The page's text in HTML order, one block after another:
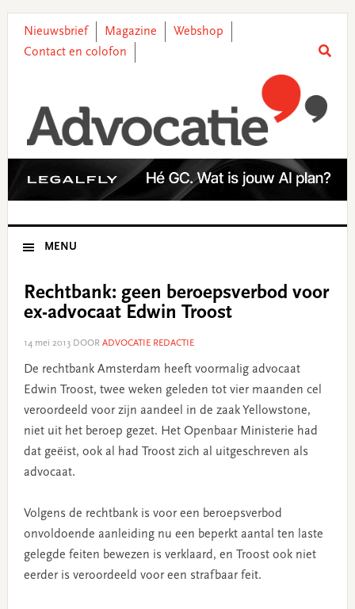
primary
main
primary
footer
Nieuwsbrief Magazine
Webshop
Contact en colofon
MENU
Rechtbank: geen beroepsverbod voor
ex-advocaat Edwin Troost
14 mei 2013DOOR ADVOCATIE REDACTIE
De rechtbank Amsterdam heeft voormalig advocaat
Edwin Troost, twee weken geleden tot vier maanden cel
veroordeeld voor zijn aandeel in de zaak Yellowstone,
niet uit het beroep gezet. Het Openbaar Ministerie had
dat geëist, ook al had Troost zich al uitgeschreven als
advocaat.
Volgens de rechtbank is voor een beroepsverbod
onvoldoende aanleiding nu een beperkt aantal ten laste
gelegde feiten bewezen is verklaard, en Troost ook niet
eerder is veroordeeld voor een strafbaar feit.